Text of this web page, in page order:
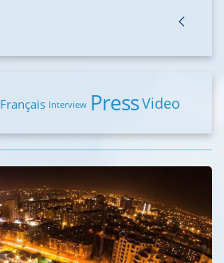
Français Interview PressVideo